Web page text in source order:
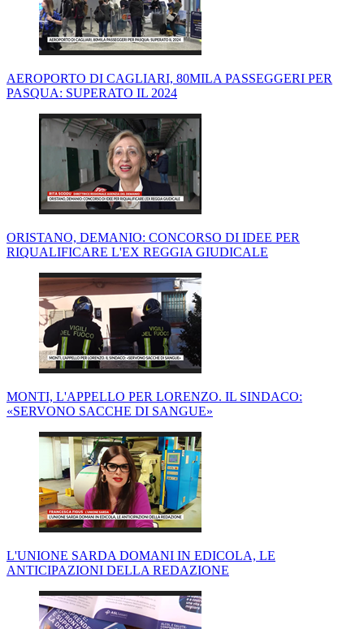
AEROPORTO DI CAGLIARI, 80MILA PASSEGGERI PER
PASQUA: SUPERATO IL 2024
ORISTANO, DEMANIO: CONCORSO DI IDEE PER
RIQUALIFICARE L'EX REGGIA GIUDICALE
MONTI, L'APPELLO PER LORENZO. IL SINDACO:
«SERVONO SACCHE DI SANGUE»
L'UNIONE SARDA DOMANI IN EDICOLA, LE
ANTICIPAZIONI DELLA REDAZIONE